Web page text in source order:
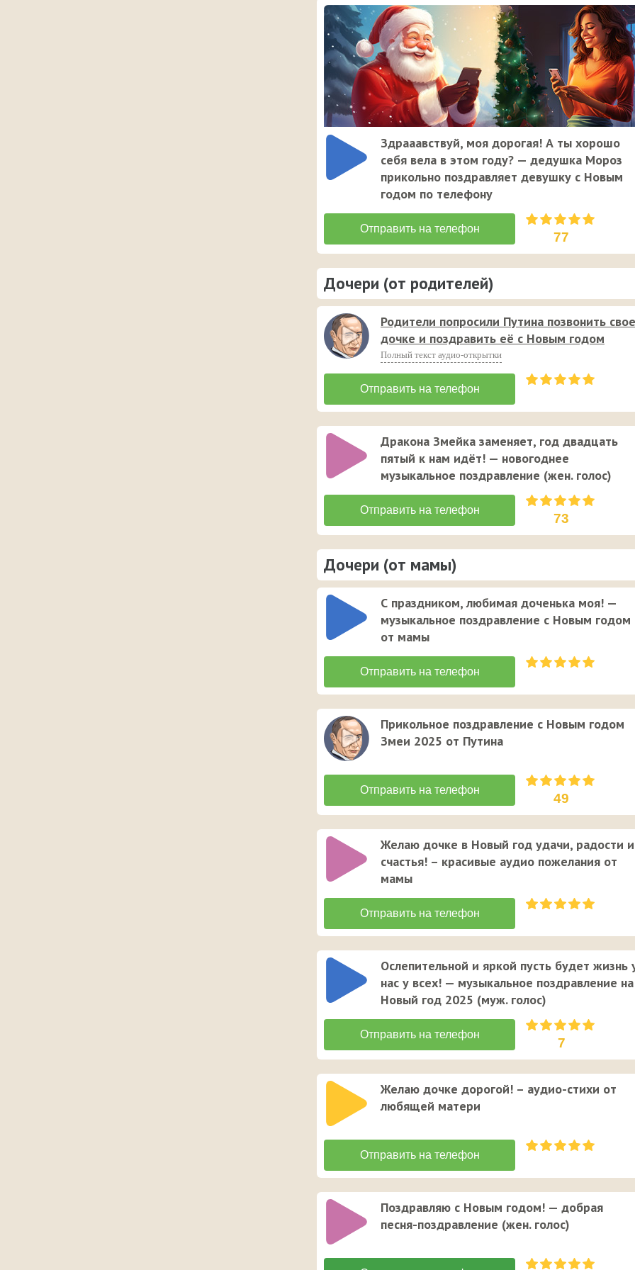
Здрааавствуй, моя дорогая! А ты хорошо
себя вела в этом году? — дедушка Мороз
прикольно поздравляет девушку с Новым
годом по телефону
77
Дочери (от родителей)
Родители попросили Путина позвонить
дочке и поздравить её с Новым годом
Полный текст аудио-открытки
Дракона Змейка заменяет, год двадцать
пятый к нам идёт! — новогоднее
музыкальное поздравление (жен. голос)
73
Дочери (от мамы)
С праздником, любимая доченька моя! —
музыкальное поздравление с Новым годом
от мамы
Прикольное поздравление с Новым годом
Змеи 2025 от Путина
49
Желаю дочке в Новый год удачи, радости и
счастья! – красивые аудио пожелания от
мамы
Ослепительной и яркой пусть будет жизнь
нас у всех! — музыкальное поздравление на
Новый год 2025 (муж. голос)
7
Желаю дочке дорогой! – аудио-стихи от
любящей матери
Поздравляю с Новым годом! — добрая
песня-поздравление (жен. голос)